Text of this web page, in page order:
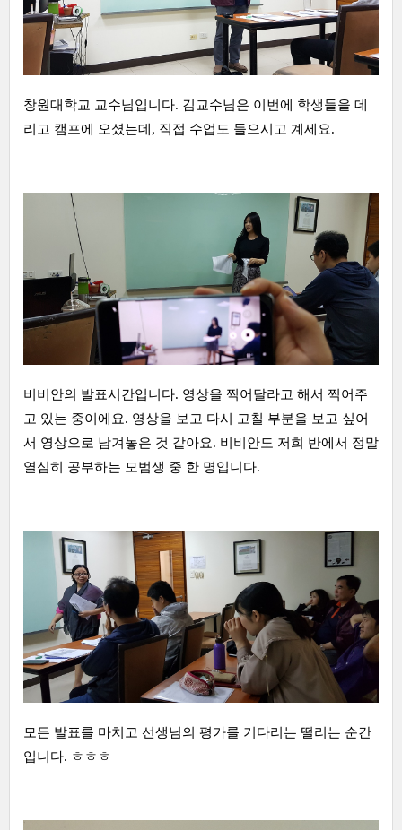
창원대학교 교수님입니다. 김교수님은 이번에 학생들을 데
리고 캠프에 오셨는데, 직접 수업도 들으시고 계세요.
비비안의 발표시간입니다. 영상을 찍어달라고 해서 찍어주
고 있는 중이에요. 영상을 보고 다시 고칠 부분을 보고 싶어
서 영상으로 남겨놓은 것 같아요. 비비안도 저희 반에서 정말
열심히 공부하는 모범생 중 한 명입니다.
모든 발표를 마치고 선생님의 평가를 기다리는 떨리는 순간
입니다. ㅎㅎㅎ